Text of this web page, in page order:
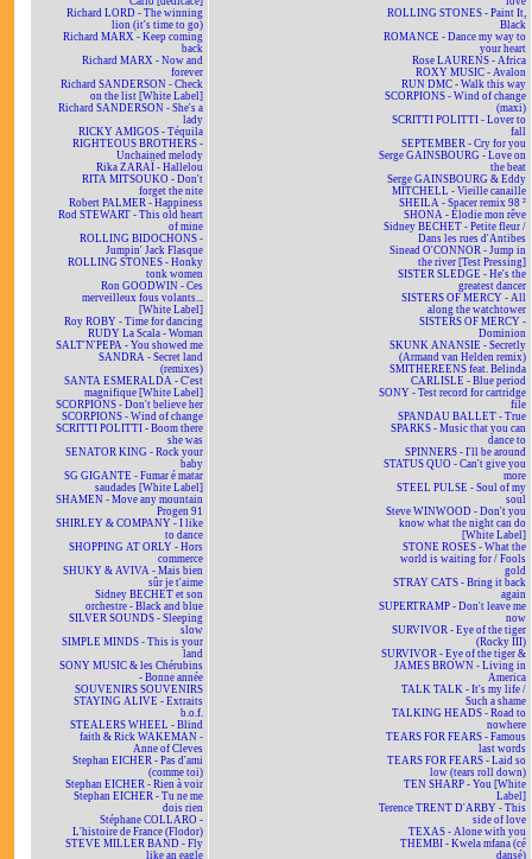
Richard LORD - The winning
lion (it's time to go)
Richard MARX - Keep coming
back
Richard MARX - Now and
forever
Richard SANDERSON - Check
on the list [White Label]
Richard SANDERSON - She's a
lady
RICKY AMIGOS - Téquila
RIGHTEOUS BROTHERS -
Unchained melody
Rika ZARAÏ - Hallelou
RITA MITSOUKO - Don't
forget the nite
Robert PALMER - Happiness
Rod STEWART - This old heart
of mine
ROLLING BIDOCHONS -
Jumpin' Jack Flasque
ROLLING STONES - Honky
tonk women
Ron GOODWIN - Ces
merveilleux fous volants...
[White Label]
Roy ROBY - Time for dancing
RUDY La Scala - Woman
SALT'N'PEPA - You showed me
SANDRA - Secret land
(remixes)
SANTA ESMERALDA - C'est
magnifique [White Label]
SCORPIONS - Don't believe her
SCORPIONS - Wind of change
SCRITTI POLITTI - Boom there
she was
SENATOR KING - Rock your
baby
SG GIGANTE - Fumar é matar
saudades [White Label]
SHAMEN - Move any mountain
Progen 91
SHIRLEY & COMPANY - I like
to dance
SHOPPING AT ORLY - Hors
commerce
SHUKY & AVIVA - Mais bien
sûr je t'aime
Sidney BECHET et son
orchestre - Black and blue
SILVER SOUNDS - Sleeping
slow
SIMPLE MINDS - This is your
land
SONY MUSIC & les Chérubins
- Bonne année
SOUVENIRS SOUVENIRS
STAYING ALIVE - Extraits
b.o.f.
STEALERS WHEEL - Blind
faith & Rick WAKEMAN -
Anne of Cleves
Stephan EICHER - Pas d'ami
(comme toi)
Stephan EICHER - Rien à voir
Stephan EICHER - Tu ne me
dois rien
Stéphane COLLARO -
L'histoire de France (Flodor)
STEVE MILLER BAND - Fly
like an eagle
ROLLING STONES - Paint It,
Black
ROMANCE - Dance my way to
your heart
Rose LAURENS - Africa
ROXY MUSIC - Avalon
RUN DMC - Walk this way
SCORPIONS - Wind of change
(maxi)
SCRITTI POLITTI - Lover to
fall
SEPTEMBER - Cry for you
Serge GAINSBOURG - Love on
the beat
Serge GAINSBOURG & Eddy
MITCHELL - Vieille canaille
SHEILA - Spacer remix 98 ²
SHONA - Elodie mon rêve
Sidney BECHET - Petite fleur /
Dans les rues d'Antibes
Sinead O'CONNOR - Jump in
the river [Test Pressing]
SISTER SLEDGE - He's the
greatest dancer
SISTERS OF MERCY - All
along the watchtower
SISTERS OF MERCY -
Dominion
SKUNK ANANSIE - Secretly
(Armand van Helden remix)
SMITHEREENS feat. Belinda
CARLISLE - Blue period
SONY - Test record for cartridge
file
SPANDAU BALLET - True
SPARKS - Music that you can
dance to
SPINNERS - I'll be around
STATUS QUO - Can't give you
more
STEEL PULSE - Soul of my
soul
Steve WINWOOD - Don't you
know what the night can do
[White Label]
STONE ROSES - What the
world is waiting for / Fools
gold
STRAY CATS - Bring it back
again
SUPERTRAMP - Don't leave me
now
SURVIVOR - Eye of the tiger
(Rocky III)
SURVIVOR - Eye of the tiger &
JAMES BROWN - Living in
America
TALK TALK - It's my life /
Such a shame
TALKING HEADS - Road to
nowhere
TEARS FOR FEARS - Famous
last words
TEARS FOR FEARS - Laid so
low (tears roll down)
TEN SHARP - You [White
Label]
Terence TRENT D'ARBY - This
side of love
TEXAS - Alone with you
THEMBI - Kwela mfana (cé
dansé)